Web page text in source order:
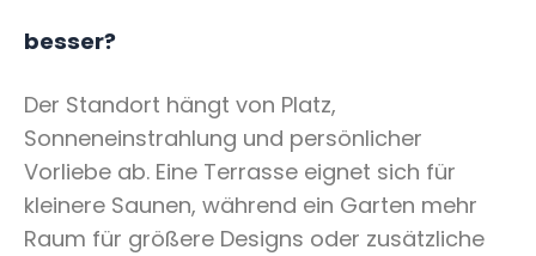
besser?
Der Standort hängt von Platz,
Sonneneinstrahlung und persönlicher
Vorliebe ab. Eine Terrasse eignet sich für
kleinere Saunen, während ein Garten mehr
Raum für größere Designs oder zusätzliche